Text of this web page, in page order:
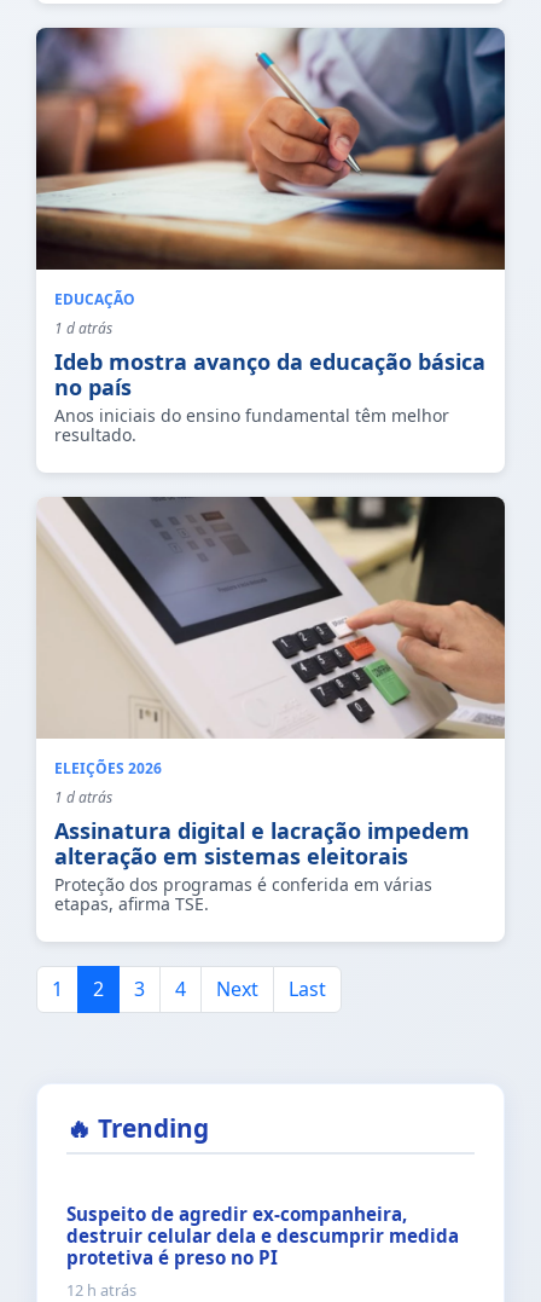
EDUCAÇÃO
1 d atrás
Ideb mostra avanço da educação básica
no país
Anos iniciais do ensino fundamental têm melhor
resultado.
ELEIÇÕES 2026
1 d atrás
Assinatura digital e lacração impedem
alteração em sistemas eleitorais
Proteção dos programas é conferida em várias
etapas, afirma TSE.
1 2 3 4 Next Last
🔥 Trending
Suspeito de agredir ex-companheira,
destruir celular dela e descumprir medida
protetiva é preso no PI
12 h atrás